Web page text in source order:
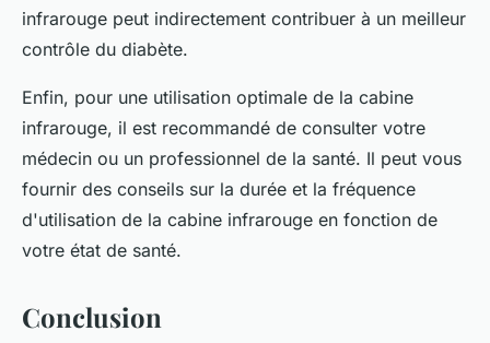
infrarouge peut indirectement contribuer à un meilleur
contrôle du diabète.
Enfin, pour une utilisation optimale de la cabine
infrarouge, il est recommandé de consulter votre
médecin ou un professionnel de la santé. Il peut vous
fournir des conseils sur la durée et la fréquence
d'utilisation de la cabine infrarouge en fonction de
votre état de santé.
Conclusion